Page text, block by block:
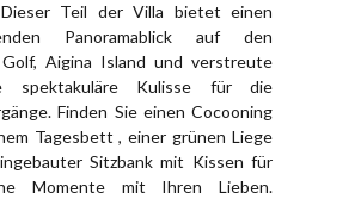
Teil der Villa bietet einen
Panoramablick auf den
Golf, Aigina Island und verstreute
spektakuläre Kulisse für die
Finden Sie einen Cocooning
Tagesbett , einer grünen Liege
Sitzbank mit Kissen für
Momente mit Ihren Lieben.